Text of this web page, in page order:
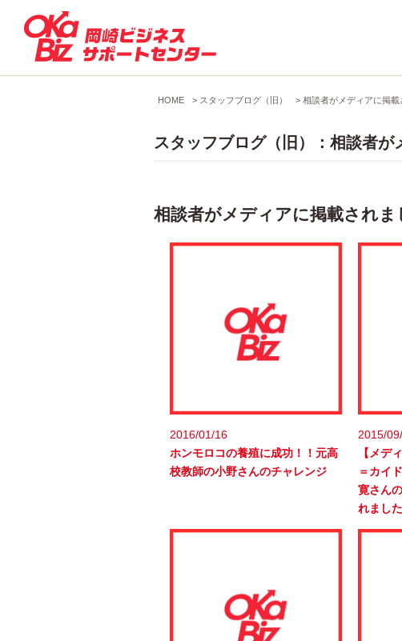
HOME > スタッフブログ（旧） > 相談者がメディアに掲載
スタッフブログ（旧）：相談者が
相談者がメディアに掲載されま
2016/01/16
ホンモロコの養殖に成功！！元高
校教師の小野さんのチャレンジ
2015/
【メデ
＝カイ
寛さん
れました